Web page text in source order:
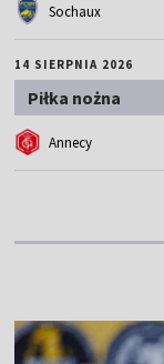
Sochaux
14 SIERPNIA 2026
Piłka nożna
Annecy